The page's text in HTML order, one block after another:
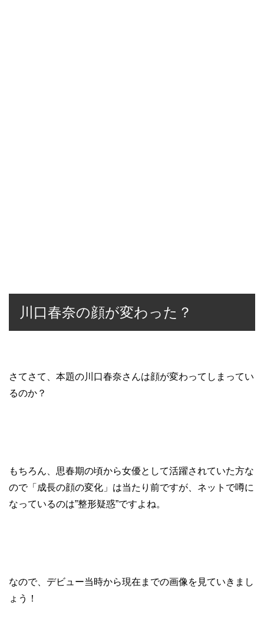
川口春奈の顔が変わった？
さてさて、本題の川口春奈さんは顔が変わってしまってい
るのか？
もちろん、思春期の頃から女優として活躍されていた方な
ので「成長の顔の変化」は当たり前ですが、ネットで噂に
なっているのは”整形疑惑”ですよね。
なので、デビュー当時から現在までの画像を見ていきまし
ょう！